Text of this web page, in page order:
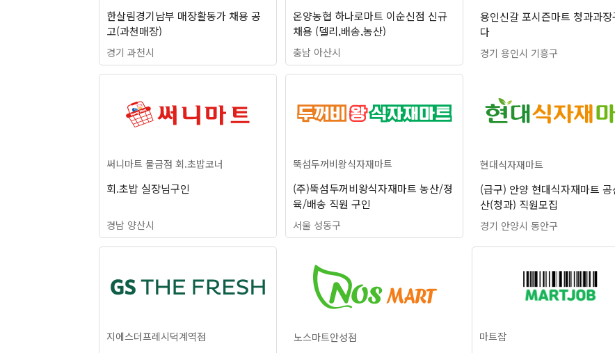
한살림경기남부 매장활동가 채용 공
고(과천매장)
경기 과천시
온양농협 하나로마트 이순신점 신규
채용 (델리,배송,농산)
충남 아산시
용인신갈 포시즌마트 청과과장
다
경기 용인시 기흥구
써니마트 물금점 회.초밥코너
회.초밥 실장님구인
경남 양산시
뚝섬두꺼비왕식자재마트
(주)뚝섬두꺼비왕식자재마트 농산/졍
육/배송 직원 구인
서울 성동구
현대식자재마트
(급구) 안양 현대식자재마트 공
산(청과) 직원모집
경기 안양시 동안구
지에스더프레시덕계역점 노스마트안성점 마트잡